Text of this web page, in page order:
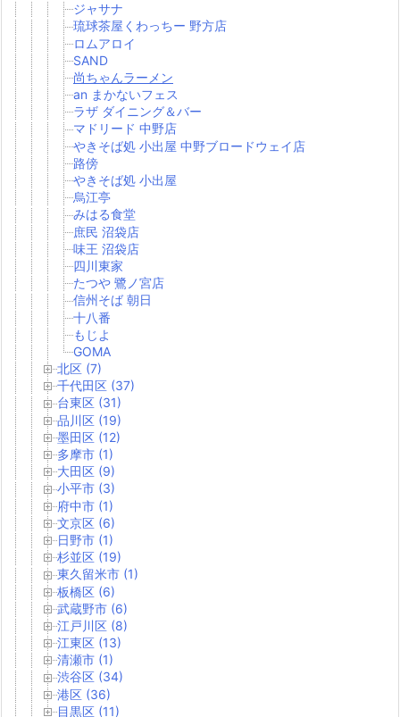
ジャサナ
琉球茶屋くわっちー 野方店
ロムアロイ
SAND
尚ちゃんラーメン
an まかないフェス
ラザ ダイニング＆バー
マドリード 中野店
やきそば処 小出屋 中野ブロードウェイ店
路傍
やきそば処 小出屋
烏江亭
みはる食堂
庶民 沼袋店
味王 沼袋店
四川東家
たつや 鷺ノ宮店
信州そば 朝日
十八番
もじよ
GOMA
北区 (7)
千代田区 (37)
台東区 (31)
品川区 (19)
墨田区 (12)
多摩市 (1)
大田区 (9)
小平市 (3)
府中市 (1)
文京区 (6)
日野市 (1)
杉並区 (19)
東久留米市 (1)
板橋区 (6)
武蔵野市 (6)
江戸川区 (8)
江東区 (13)
清瀬市 (1)
渋谷区 (34)
港区 (36)
目黒区 (11)